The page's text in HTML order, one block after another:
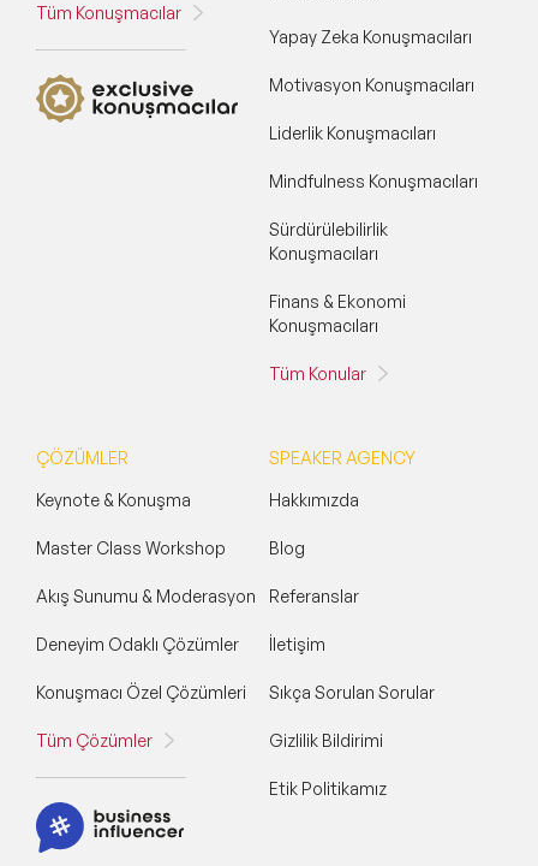
Tüm Konuşmacılar
Yapay Zeka Konuşmacıları
Motivasyon Konuşmacıları
Liderlik Konuşmacıları
Mindfulness Konuşmacıları
Sürdürülebilirlik
Konuşmacıları
Finans & Ekonomi
Konuşmacıları
Tüm Konular
ÇÖZÜMLER
Keynote & Konuşma
Master Class Workshop
Akış Sunumu & Moderasyon
Deneyim Odaklı Çözümler
Konuşmacı Özel Çözümleri
Tüm Çözümler
SPEAKER AGENCY
Hakkımızda
Blog
Referanslar
İletişim
Sıkça Sorulan Sorular
Gizlilik Bildirimi
Etik Politikamız